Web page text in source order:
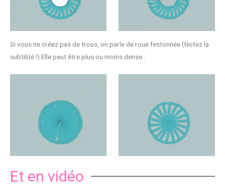
Si vous ne créez pas de trous, on parle de roue festonnée (Notez la
subtilité !) Elle peut être plus ou moins dense :
Et en vidéo